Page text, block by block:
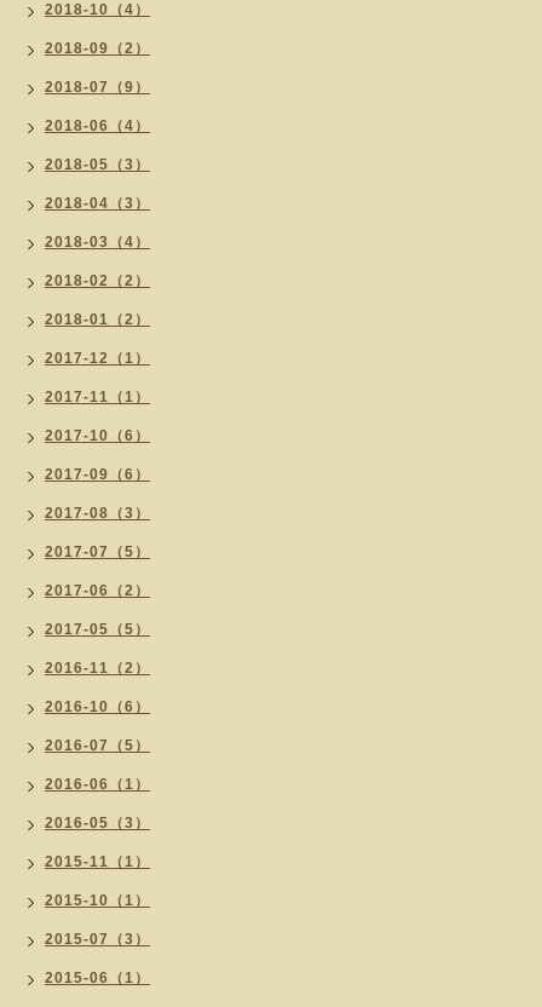
2018-10（4）
2018-09（2）
2018-07（9）
2018-06（4）
2018-05（3）
2018-04（3）
2018-03（4）
2018-02（2）
2018-01（2）
2017-12（1）
2017-11（1）
2017-10（6）
2017-09（6）
2017-08（3）
2017-07（5）
2017-06（2）
2017-05（5）
2016-11（2）
2016-10（6）
2016-07（5）
2016-06（1）
2016-05（3）
2015-11（1）
2015-10（1）
2015-07（3）
2015-06（1）